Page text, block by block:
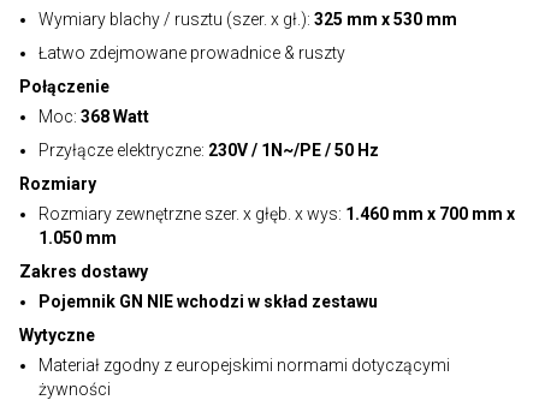
Wymiary blachy / rusztu (szer. x gł.): 325 mm x 530 mm
Łatwo zdejmowane prowadnice & ruszty
Połączenie
Moc: 368 Watt
Przyłącze elektryczne: 230V / 1N~/PE / 50 Hz
Rozmiary
Rozmiary zewnętrzne szer. x głęb. x wys: 1.460 mm x 700 mm x
1.050 mm
Zakres dostawy
Pojemnik GN NIE wchodzi w skład zestawu
Wytyczne
Materiał zgodny z europejskimi normami dotyczącymi
żywności